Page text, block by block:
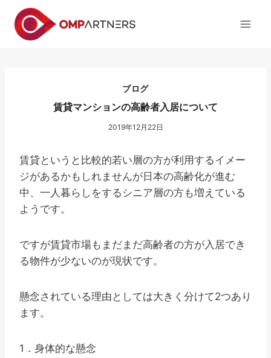
ブログ
賃貸マンションの高齢者入居について
2019年12月22日
賃貸というと比較的若い層の方が利用するイメー
ジがあるかもしれませんが日本の高齢化が進む
中、一人暮らしをするシニア層の方も増えている
ようです。
ですが賃貸市場もまだまだ高齢者の方が入居でき
る物件が少ないのが現状です。
懸念されている理由としては大きく分けて2つあり
ます。
1．身体的な懸念